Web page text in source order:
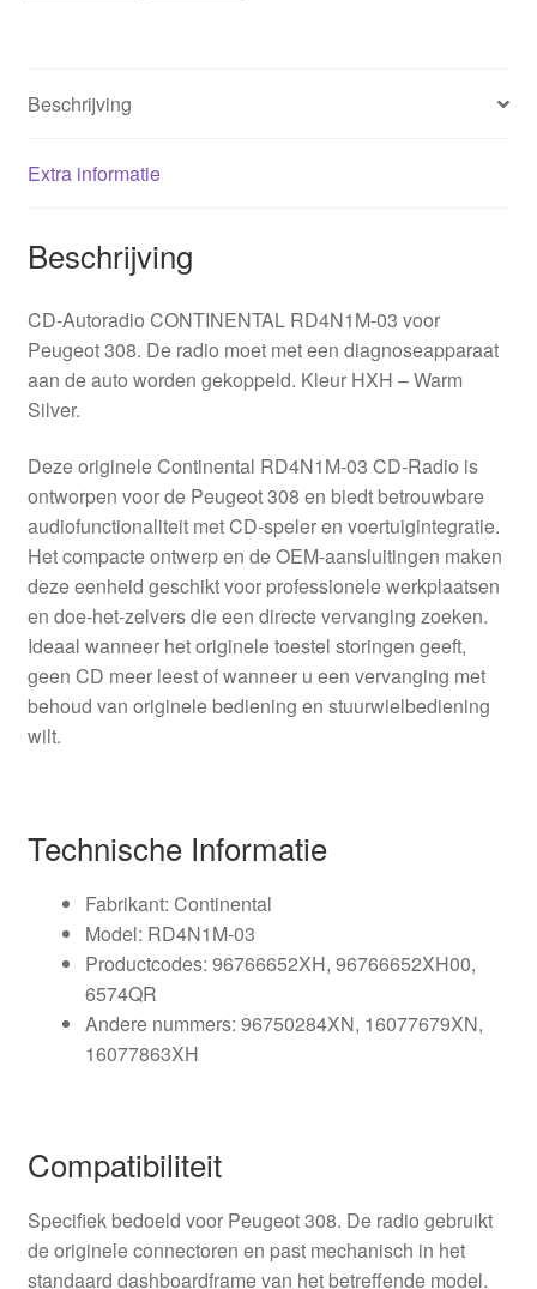
Beschrijving
Extra informatie
Beschrijving
CD-Autoradio CONTINENTAL RD4N1M-03 voor
Peugeot 308. De radio moet met een diagnoseapparaat
aan de auto worden gekoppeld. Kleur HXH – Warm
Silver.
Deze originele Continental RD4N1M-03 CD-Radio is
ontworpen voor de Peugeot 308 en biedt betrouwbare
audiofunctionaliteit met CD-speler en voertuigintegratie.
Het compacte ontwerp en de OEM-aansluitingen maken
deze eenheid geschikt voor professionele werkplaatsen
en doe-het-zelvers die een directe vervanging zoeken.
Ideaal wanneer het originele toestel storingen geeft,
geen CD meer leest of wanneer u een vervanging met
behoud van originele bediening en stuurwielbediening
wilt.
Technische Informatie
Fabrikant: Continental
Model: RD4N1M-03
Productcodes: 96766652XH, 96766652XH00,
6574QR
Andere nummers: 96750284XN, 16077679XN,
16077863XH
Compatibiliteit
Specifiek bedoeld voor Peugeot 308. De radio gebruikt
de originele connectoren en past mechanisch in het
standaard dashboardframe van het betreffende model.